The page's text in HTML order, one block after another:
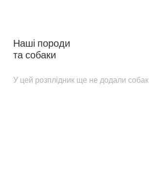
Наші породи
та собаки
У цей розплідник ще не додали собак